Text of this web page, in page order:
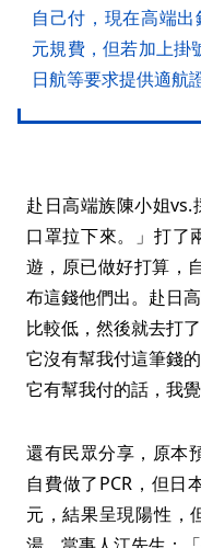
自己付，現在高端
元規費，但若加上掛
日航等要求提供適航
赴日高端族陳小姐
口罩拉下來。」打了
遊，原已做好打算，
布這錢他們出。赴日
比較低，然後就去打
它沒有幫我付這筆錢
它有幫我付的話，我
還有民眾分享，原本
自費做了PCR，但日
元，結果呈現陽性，